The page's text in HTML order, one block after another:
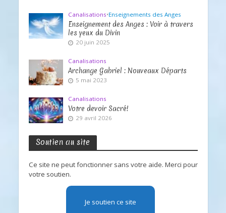
Canalisations•Enseignements des Anges
Enseignement des Anges : Voir à travers
les yeux du Divin
20 juin 2025
Canalisations
Archange Gabriel : Nouveaux Départs
5 mai 2023
Canalisations
Votre devoir Sacré!
29 avril 2026
Soutien au site
Ce site ne peut fonctionner sans votre aide. Merci pour
votre soutien.
Je soutien ce site